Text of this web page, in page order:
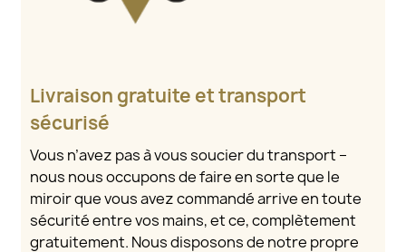
Livraison gratuite et transport
sécurisé
Vous n’avez pas à vous soucier du transport –
nous nous occupons de faire en sorte que le
miroir que vous avez commandé arrive en toute
sécurité entre vos mains, et ce, complètement
gratuitement. Nous disposons de notre propre